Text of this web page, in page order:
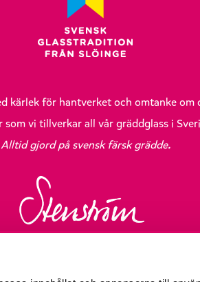
kärlek för hantverket och omtanke om
som vi tillverkar all vår gräddglass i
Alltid gjord på svensk färsk grädde.